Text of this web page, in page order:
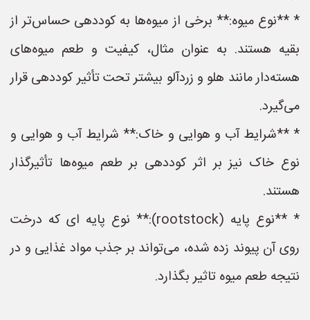
* **نوع میوه:** برخی از میوه‌ها به کوددهی حساس‌تر از
بقیه هستند. به عنوان مثال، کیفیت و طعم میوه‌های
هسته‌دار مانند هلو و زردآلو بیشتر تحت تأثیر کوددهی قرار
می‌گیرد.
* **شرایط آب و هوایی و خاک:** شرایط آب و هوایی و
نوع خاک نیز بر اثر کوددهی بر طعم میوه‌ها تأثیرگذار
هستند.
* **نوع پایه (rootstock):** نوع پایه ای که درخت
روی آن پیوند زده شده، می‌تواند بر جذب مواد غذایی و در
نتیجه طعم میوه تاثیر بگذارد.